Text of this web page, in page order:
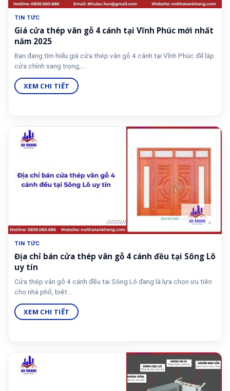
TIN TỨC
Giá cửa thép vân gỗ 4 cánh tại Vĩnh Phúc mới nhất
năm 2025
Bạn đang tìm hiểu giá cửa thép vân gỗ 4 cánh tại Vĩnh Phúc để lắp
cửa chính sang trọng,...
XEM CHI TIẾT
TIN TỨC
Địa chỉ bán cửa thép vân gỗ 4 cánh đều tại Sông Lô
uy tín
Cửa thép vân gỗ 4 cánh đều tại Sông Lô đang là lựa chọn ưu tiên
cho nhà phố, biệt...
XEM CHI TIẾT